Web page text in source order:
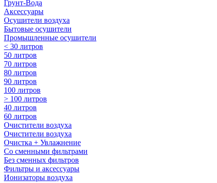
Грунт-Вода
Аксессуары
Осушители воздуха
Бытовые осушители
Промышленные осушители
< 30 литров
50 литров
70 литров
80 литров
90 литров
100 литров
> 100 литров
40 литров
60 литров
Очистители воздуха
Очистители воздуха
Очистка + Увлажнение
Cо сменными фильтрами
Без сменных фильтров
Фильтры и аксессуары
Ионизаторы воздуха